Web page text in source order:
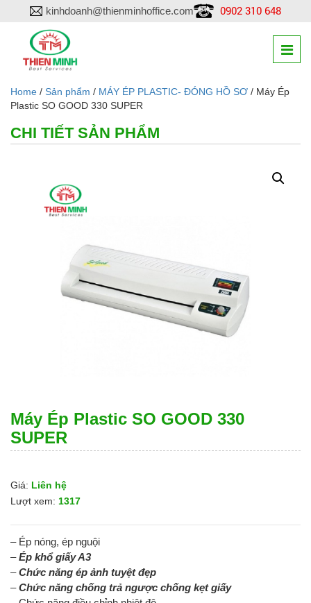
kinhdoanh@thienminhoffice.com 0902 310 648
Home / Sản phẩm / MÁY ÉP PLASTIC- ĐÓNG HỒ SƠ / Máy Ép
Plastic SO GOOD 330 SUPER
CHI TIẾT SẢN PHẨM
Máy Ép Plastic SO GOOD 330
SUPER
Giá: Liên hệ
Lượt xem: 1317
– Ép nóng, ép nguội
–Ép khổ giấy A3
–Chức năng ép ảnh tuyệt đẹp
–Chức năng chống trả ngược chống kẹt giấy